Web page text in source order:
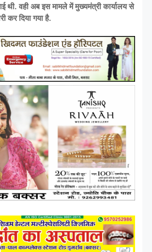
थी. वही अब इस मामले में मुख्यमंत्री कार्यालय से
कर दिया गया है.